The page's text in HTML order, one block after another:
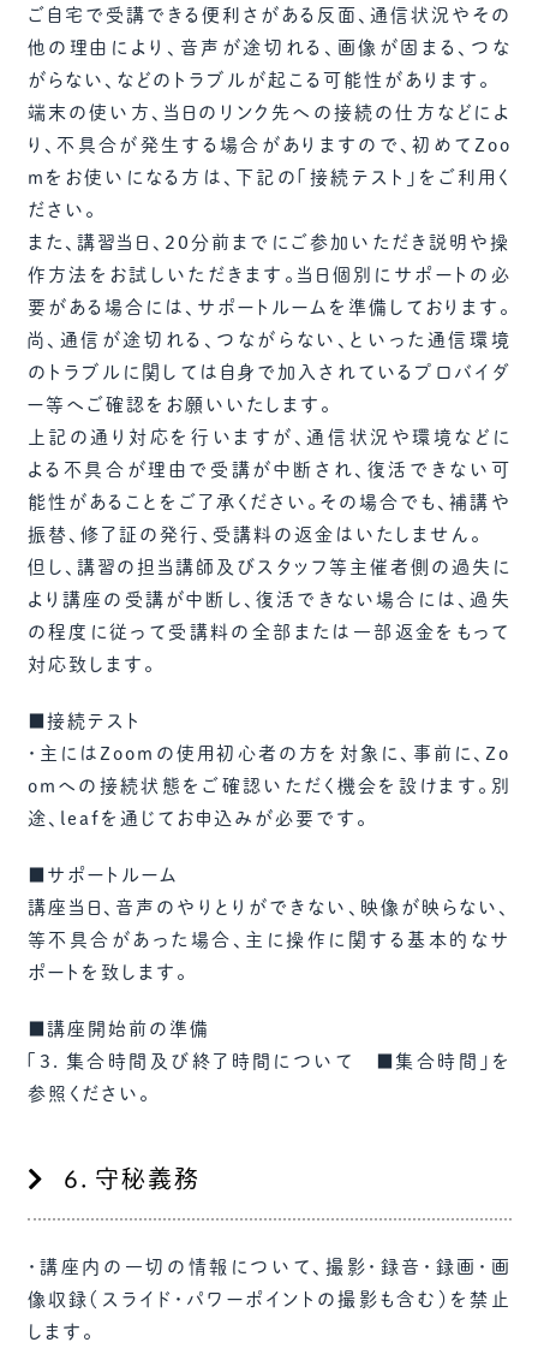
ご自宅で受講できる便利さがある反面、通信状況やその
他の理由により、音声が途切れる、画像が固まる、つな
がらない、などのトラブルが起こる可能性があります。
端末の使い方、当日のリンク先への接続の仕方などによ
り、不具合が発生する場合がありますので、初めてZoo
mをお使いになる方は、下記の「接続テスト」をご利用く
ださい。
また、講習当日、20分前までにご参加いただき説明や操
作方法をお試しいただきます。当日個別にサポートの必
要がある場合には、サポートルームを準備しております。
尚、通信が途切れる、つながらない、といった通信環境
のトラブルに関しては自身で加入されているプロバイダ
ー等へご確認をお願いいたします。
上記の通り対応を行いますが、通信状況や環境などに
よる不具合が理由で受講が中断され、復活できない可
能性があることをご了承ください。その場合でも、補講や
振替、修了証の発行、受講料の返金はいたしません。
但し、講習の担当講師及びスタッフ等主催者側の過失に
より講座の受講が中断し、復活できない場合には、過失
の程度に従って受講料の全部または一部返金をもって
対応致します。
■接続テスト
・主にはZoomの使用初心者の方を対象に、事前に、Zo
omへの接続状態をご確認いただく機会を設けます。別
途、leafを通じてお申込みが必要です。
■サポートルーム
講座当日、音声のやりとりができない、映像が映らない、
等不具合があった場合、主に操作に関する基本的なサ
ポートを致します。
■講座開始前の準備
「3．集合時間及び終了時間について ■集合時間」を
参照ください。
６．守秘義務
・講座内の一切の情報について、撮影・録音・録画・画
像収録（スライド・パワーポイントの撮影も含む）を禁止
します。